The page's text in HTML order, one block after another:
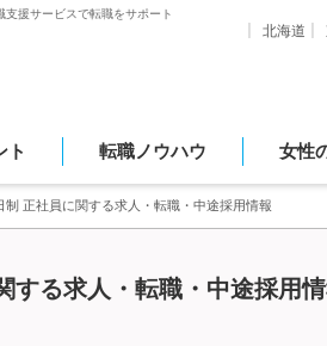
援サービスで転職をサポート
北海道
ト 転職ノウハウ 女性
制 正社員に関する求人・転職・中途採用情報
する求人・転職・中途採用